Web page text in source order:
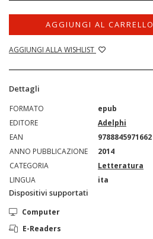
AGGIUNGI AL CARRELLO
AGGIUNGI ALLA WISHLIST
Dettagli
FORMATO
epub
EDITORE
Adelphi
EAN
9788845971662
ANNO PUBBLICAZIONE
2014
CATEGORIA
Letteratura
LINGUA
ita
Dispositivi supportati
Computer
E-Readers